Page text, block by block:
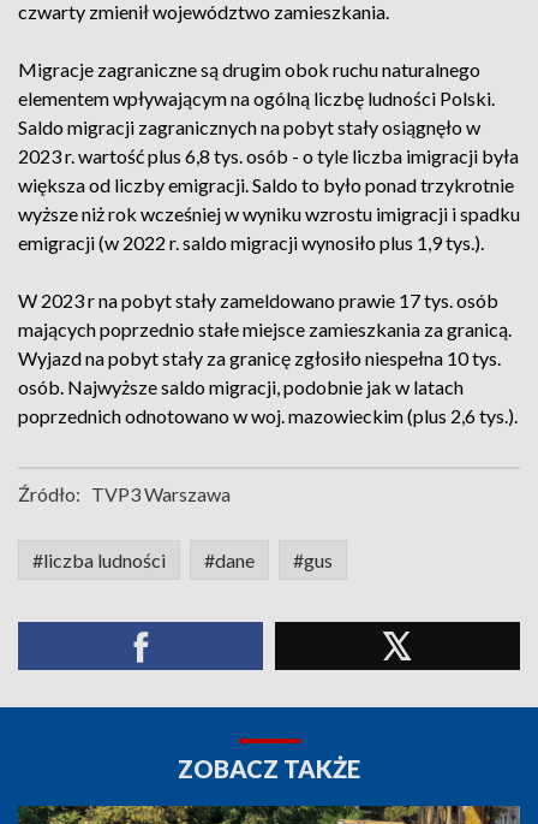
czwarty zmienił województwo zamieszkania.
Migracje zagraniczne są drugim obok ruchu naturalnego
elementem wpływającym na ogólną liczbę ludności Polski.
Saldo migracji zagranicznych na pobyt stały osiągnęło w
2023 r. wartość plus 6,8 tys. osób - o tyle liczba imigracji była
większa od liczby emigracji. Saldo to było ponad trzykrotnie
wyższe niż rok wcześniej w wyniku wzrostu imigracji i spadku
emigracji (w 2022 r. saldo migracji wynosiło plus 1,9 tys.).
W 2023 r na pobyt stały zameldowano prawie 17 tys. osób
mających poprzednio stałe miejsce zamieszkania za granicą.
Wyjazd na pobyt stały za granicę zgłosiło niespełna 10 tys.
osób. Najwyższe saldo migracji, podobnie jak w latach
poprzednich odnotowano w woj. mazowieckim (plus 2,6 tys.).
Źródło: TVP3 Warszawa
#liczba ludności #dane #gus
ZOBACZ TAKŻE